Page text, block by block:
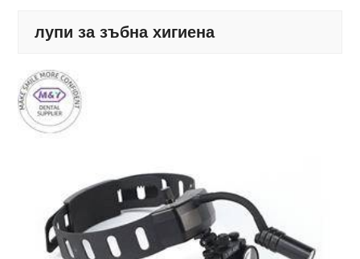
лупи за зъбна хигиена